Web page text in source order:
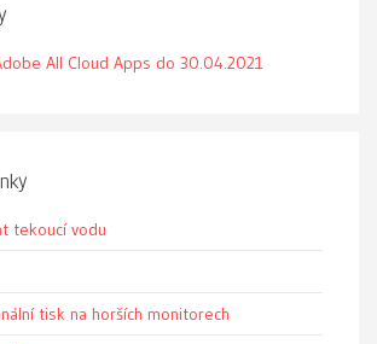
All Cloud Apps do 30.04.2021
tekoucí vodu
tisk na horších monitorech